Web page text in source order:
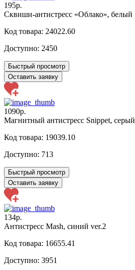
195р.
Сквиши-антистресс «Облако», белый
Код товара: 24022.60
Доступно: 2450
Быстрый просмотр
Оставить заявку
1090р.
Магнитный антистресс Snippet, серый
Код товара: 19039.10
Доступно: 713
Быстрый просмотр
Оставить заявку
134р.
Антистресс Mash, синий ver.2
Код товара: 16655.41
Доступно: 3951